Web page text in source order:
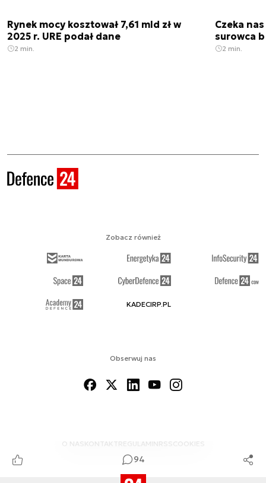
94
Rynek mocy kosztował 7,61 mld zł w
2025 r. URE podał dane
2 min.
Czeka
surowca
2 min.
Obserwuj nas
O NAS KONTAKTREGULAMINRSS COOKIES
Zobacz również
KADECIRP.PL